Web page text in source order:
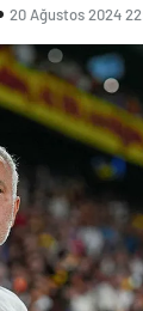
20 Ağustos 2024